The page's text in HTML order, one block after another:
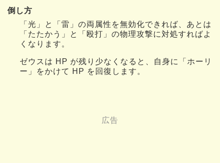
倒し方
「光」と「雷」の両属性を無効化できれば、あとは
「たたかう」と「殴打」の物理攻撃に対処すればよ
くなります。
ゼウスは HP が残り少なくなると、自身に「ホーリ
ー」をかけて HP を回復します。